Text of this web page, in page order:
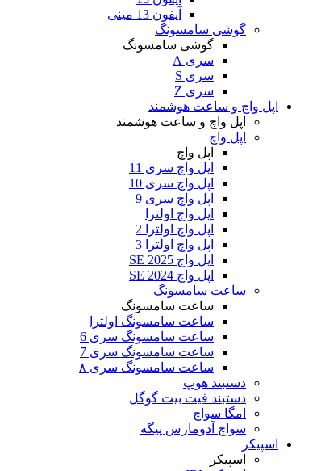
آیفون 13 مینی
گوشی سامسونگ
گوشی سامسونگ
سری A
سری S
سری Z
اپل واچ و ساعت هوشمند
اپل واچ و ساعت هوشمند
اپل واچ
اپل واچ
اپل واچ سری 11
اپل واچ سری 10
اپل واچ سری 9
اپل واچ اولترا
اپل واچ اولترا 2
اپل واچ اولترا 3
اپل واچ SE 2025
اپل واچ SE 2024
ساعت سامسونگ
ساعت سامسونگ
ساعت سامسونگ اولترا
ساعت سامسونگ سری 6
ساعت سامسونگ سری 7
ساعت سامسونگ سری ۸
دستبند هوپ
دستبند فیت بیت گوگل
امگا سواچ
سواچ آدومارس پیگه
اسپیکر
اسپیکر